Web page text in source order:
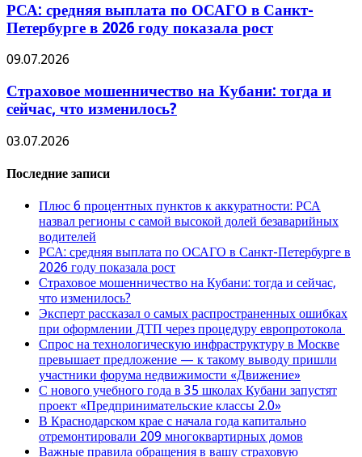
РСА: средняя выплата по ОСАГО в Санкт-
Петербурге в 2026 году показала рост
09.07.2026
Страховое мошенничество на Кубани: тогда и
сейчас, что изменилось?
03.07.2026
Последние записи
Плюс 6 процентных пунктов к аккуратности: РСА
назвал регионы с самой высокой долей безаварийных
водителей
РСА: средняя выплата по ОСАГО в Санкт-Петербурге в
2026 году показала рост
Страховое мошенничество на Кубани: тогда и сейчас,
что изменилось?
Эксперт рассказал о самых распространенных ошибках
при оформлении ДТП через процедуру европротокола
Спрос на технологическую инфраструктуру в Москве
превышает предложение — к такому выводу пришли
участники форума недвижимости «Движение»
С нового учебного года в 35 школах Кубани запустят
проект «Предпринимательские классы 2.0»
В Краснодарском крае с начала года капитально
отремонтировали 209 многоквартирных домов
Важные правила обращения в вашу страховую